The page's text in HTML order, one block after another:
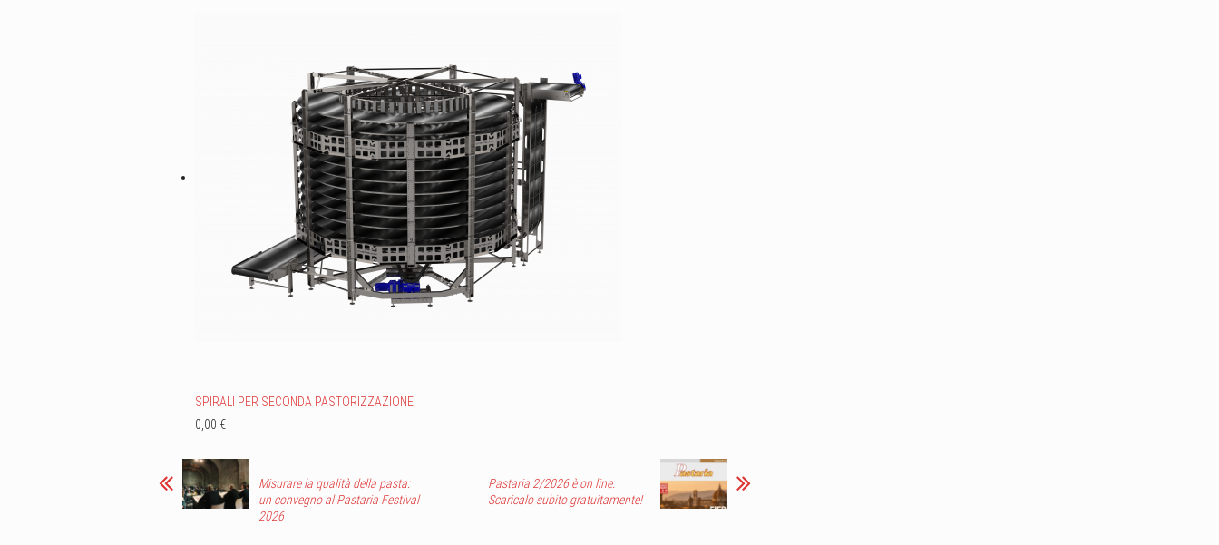
SPIRALI PER SECONDA PASTORIZZAZIONE
0,00 €
Misurare la qualità della pasta:
un convegno al Pastaria Festival
2026
Pastaria 2/2026 è on line.
Scaricalo subito gratuitamente!